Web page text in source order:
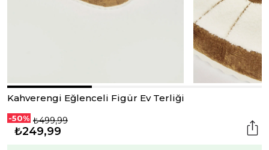
Kahverengi Eğlenceli Figür Ev Terliği
-50% ₺499,99
₺249,99